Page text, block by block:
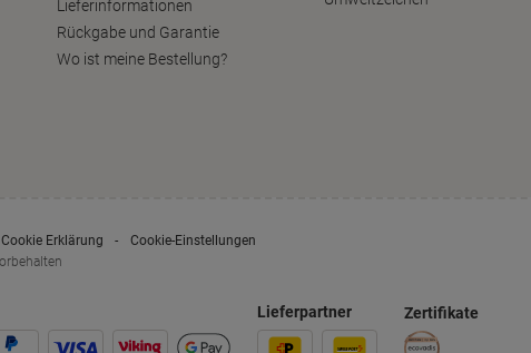
Lieferinformationen
Rückgabe und Garantie
Wo ist meine Bestellung?
Cookie Erklärung
Cookie-Einstellungen
Lieferpartner Zertifikate